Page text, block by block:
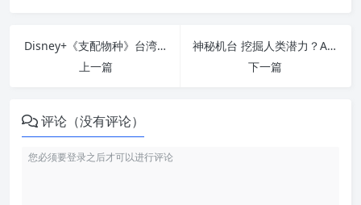
Disney+《支配物种》台湾独家线上见面会嗨翻！韩孝周一展亲民魅力、朱智勛零偶包却让主持人崩溃？
上一篇
神秘机台 挖掘人类潜力？Apple TV+喜剧剧集《大门奖》曝第二季预告
下一篇
评论（没有评论）